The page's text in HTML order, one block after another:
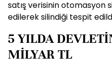
satış verisinin otomasyon
edilerek silindiği tespit
5 YILDA
MİLYAR TL